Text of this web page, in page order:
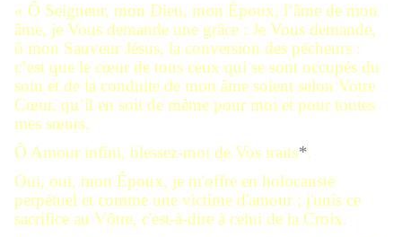
« Ô Seigneur, mon Dieu, mon Époux, l’âme de mon
âme, je Vous demande une grâce : Je Vous demande,
ô mon Sauveur Jésus, la conversion des pécheurs :
c’est que le cœur de tous ceux qui se sont occupés du
soin et de la conduite de mon âme soient selon Votre
Cœur, qu’il en soit de même pour moi et pour toutes
mes sœurs.
Ô Amour infini, blessez-moi de Vos traits*.
Oui, oui, mon Époux, je m'offre en holocauste
perpétuel et comme une victime d'amour ; j'unis ce
sacrifice au Vôtre, c'est-à-dire à celui de la Croix.